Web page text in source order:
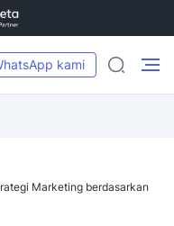
kami
Marketing berdasarkan